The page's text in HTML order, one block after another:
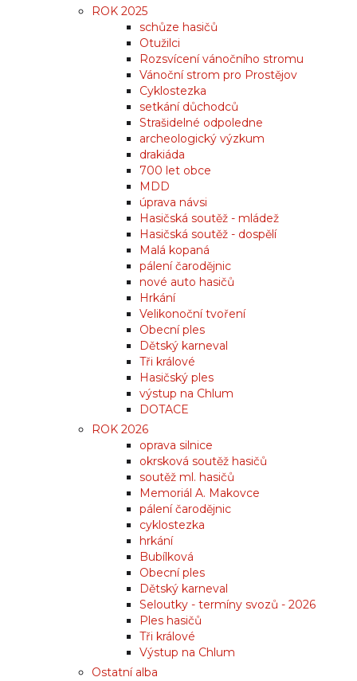
ROK 2025
schůze hasičů
Otužilci
Rozsvícení vánočního stromu
Vánoční strom pro Prostějov
Cyklostezka
setkání důchodců
Strašidelné odpoledne
archeologický výzkum
drakiáda
700 let obce
MDD
úprava návsi
Hasičská soutěž - mládež
Hasičská soutěž - dospělí
Malá kopaná
pálení čarodějnic
nové auto hasičů
Hrkání
Velikonoční tvoření
Obecní ples
Dětský karneval
Tři králové
Hasičský ples
výstup na Chlum
DOTACE
ROK 2026
oprava silnice
okrsková soutěž hasičů
soutěž ml. hasičů
Memoriál A. Makovce
pálení čarodějnic
cyklostezka
hrkání
Bubílková
Obecní ples
Dětský karneval
Seloutky - termíny svozů - 2026
Ples hasičů
Tři králové
Výstup na Chlum
Ostatní alba